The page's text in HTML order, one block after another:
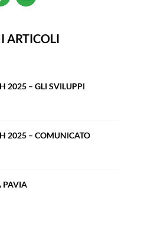
ARTICOLI
2025 – GLI SVILUPPI
2025 – COMUNICATO
PAVIA